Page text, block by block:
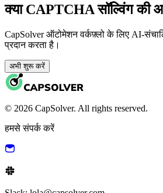
क्या CAPTCHA सॉल्विंग की
CapSolver ऑटोमेशन वर्कफ़्लो के लिए AI-
प्रदान करता है।
अभी शुरू करें
© 2026 CapSolver. All rights reserved.
हमसे संपर्क करें